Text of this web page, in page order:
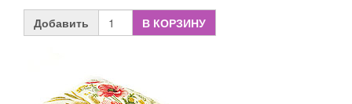
Добавить В КОРЗИНУ